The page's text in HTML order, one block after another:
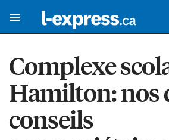
Complexe
Hamilton: nos
conseils